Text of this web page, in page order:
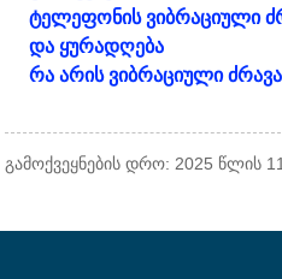
ტელეფონის ვიბრაციული
და ყურადღება
რა არის ვიბრაციული
გამოქვეყნების დრო: 2025 წლის